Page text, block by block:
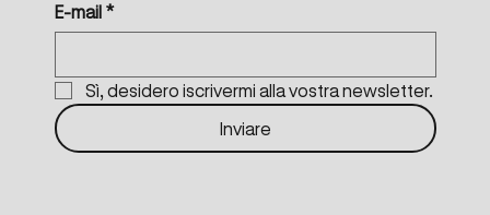
E-mail *
Sì, desidero iscrivermi alla vostra newsletter.
Inviare